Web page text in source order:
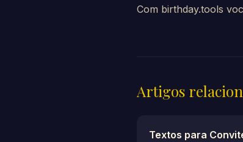
Com birthday.tools
Artigos
Textos para